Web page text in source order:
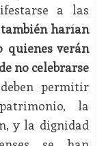
a las
también harían
quienes verán
no celebrarse
permitir
la
y la dignidad